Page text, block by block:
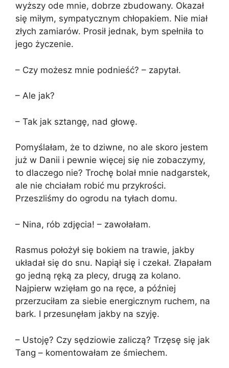
wyższy ode mnie, dobrze zbudowany. Okazał
się miłym, sympatycznym chłopakiem. Nie miał
złych zamiarów. Prosił jednak, bym spełniła to
jego życzenie.
– Czy możesz mnie podnieść? – zapytał.
– Ale jak?
– Tak jak sztangę, nad głowę.
Pomyślałam, że to dziwne, no ale skoro jestem
już w Danii i pewnie więcej się nie zobaczymy,
to dlaczego nie? Trochę bolał mnie nadgarstek,
ale nie chciałam robić mu przykrości.
Przeszliśmy do ogrodu na tyłach domu.
– Nina, rób zdjęcia! – zawołałam.
Rasmus położył się bokiem na trawie, jakby
układał się do snu. Napiął się i czekał. Złapałam
go jedną ręką za plecy, drugą za kolano.
Najpierw wzięłam go na ręce, a później
przerzuciłam za siebie energicznym ruchem, na
bark. I przesunęłam jakby na szyję.
– Ustoję? Czy sędziowie zaliczą? Trzęsę się jak
Tang – komentowałam ze śmiechem.